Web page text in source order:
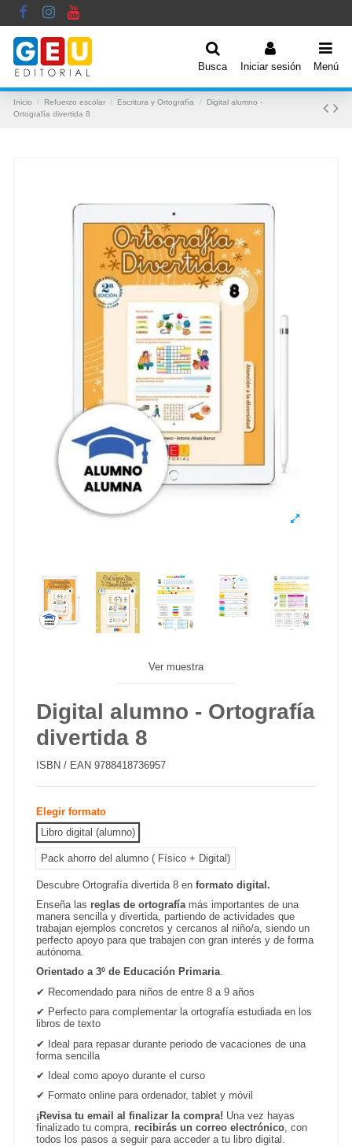
Busca Iniciar sesión Menú
Inicio Refuerzo escolar Escritura y Ortografía
Digital alumno -
Ortografía divertida 8
Ver muestra
Digital alumno - Ortografía
divertida 8
ISBN / EAN 9788418736957
Elegir formato
Libro digital (alumno)
Pack ahorro del alumno ( Físico + Digital)
Descubre Ortografía divertida 8 enformato digital.
Enseña las reglas de ortografíamás importantes de una
manera sencilla y divertida, partiendo de actividades que
trabajan ejemplos concretos y cercanos al niño/a, siendo un
perfecto apoyo para que trabajen con gran interés y de forma
autónoma.
Orientado a 3º de Educación Primaria.
✔ Recomendado para niños de entre 8 a 9 años
✔ Perfecto para complementar la ortografía estudiada en los
libros de texto
✔ Ideal para repasar durante periodo de vacaciones de una
forma sencilla
✔
Ideal como apoyo durante el curso
✔ Formato online para ordenador, tablet y móvil
¡Revisa tu email al finalizar la compra! Una vez hayas
finalizado tu compra, recibirás un correo electrónico , con
todos los pasos a seguir para acceder a tu libro digital.